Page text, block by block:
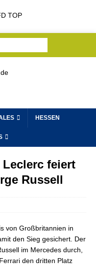
HESSEN
feiert
Russell
von Großbritannien in
den Sieg gesichert. Der
im Mercedes durch,
den dritten Platz